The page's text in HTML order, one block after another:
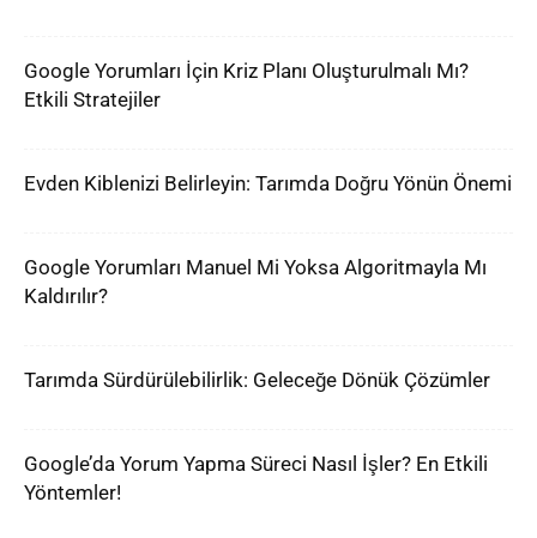
Google Yorumları İçin Kriz Planı Oluşturulmalı Mı?
Etkili Stratejiler
Evden Kiblenizi Belirleyin: Tarımda Doğru Yönün Önemi
Google Yorumları Manuel Mi Yoksa Algoritmayla Mı
Kaldırılır?
Tarımda Sürdürülebilirlik: Geleceğe Dönük Çözümler
Google’da Yorum Yapma Süreci Nasıl İşler? En Etkili
Yöntemler!